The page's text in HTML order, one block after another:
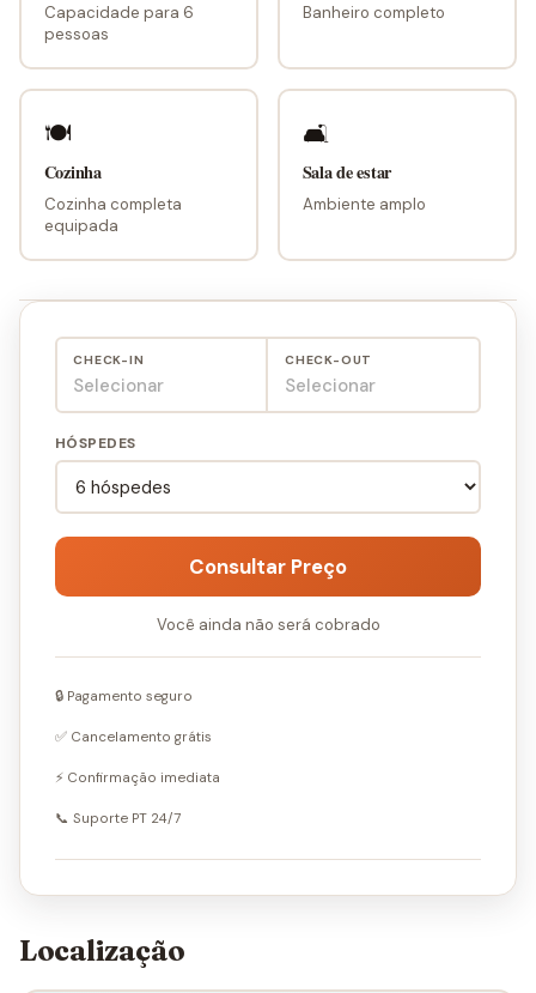
Capacidade para 6
pessoas
Banheiro completo
🍽
Cozinha
Cozinha completa
equipada
🛋
Sala de estar
Ambiente amplo
CHECK-IN
Selecionar
CHECK-OUT
Selecionar
HÓSPEDES
Consultar Preço
Você ainda não será cobrado
🔒 Pagamento seguro
✅ Cancelamento grátis
⚡ Confirmação imediata
📞 Suporte PT 24/7
Localização